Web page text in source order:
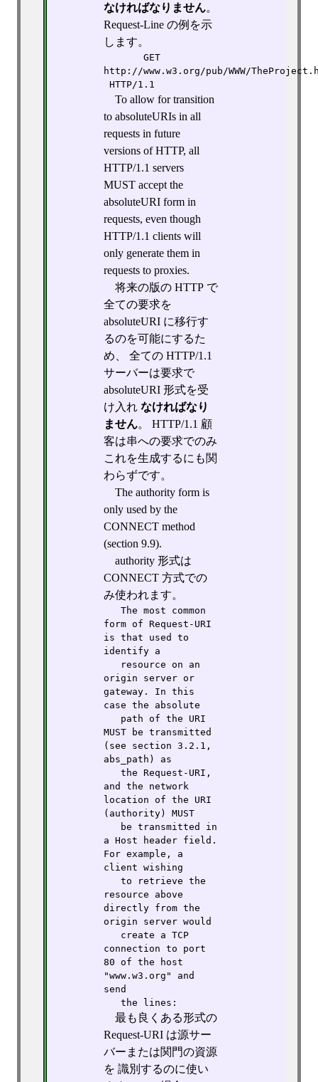
なければなりません。
Request-Line の例を示
します。
       GET
http://www.w3.org/pub/WWW/
HTTP/1.1
To allow for transition
to absoluteURIs in all
requests in future
versions of HTTP, all
HTTP/1.1 servers
MUST accept the
absoluteURI form in
requests, even though
HTTP/1.1 clients will
only generate them in
requests to proxies.
将来の版の HTTP で
全ての要求を
absoluteURI に移行す
るのを可能にするた
め、 全ての HTTP/1.1
サーバーは要求で
absoluteURI 形式を受
け入れ なければなり
ません。 HTTP/1.1 顧
客は串への要求でのみ
これを生成するにも関
わらずです。
The authority form is
only used by the
CONNECT method
(section 9.9).
authority 形式は
CONNECT 方式での
み使われます。
   The most common
form of Request-URI
is that used to
identify a
   resource on an
origin server or
gateway. In this
case the absolute
   path of the URI
MUST be transmitted
(see section 3.2.1,
abs_path) as
   the Request-URI,
and the network
location of the URI
(authority) MUST
   be transmitted in
a Host header field.
For example, a
client wishing
   to retrieve the
resource above
directly from the
origin server would
   create a TCP
connection to port
80 of the host
"www.w3.org" and
send
   the lines:
最も良くある形式の
Request-URI は源サー
バーまたは関門の資源
を 識別するのに使い